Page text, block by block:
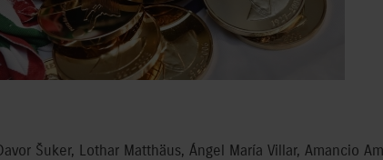
Šuker, Lothar Matthäus, Ángel María Villar, Amancio